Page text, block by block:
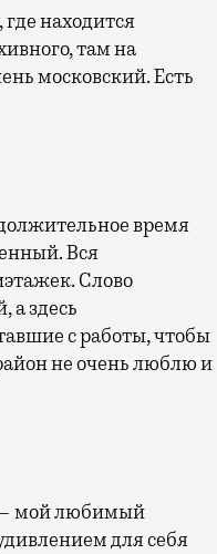
находится
там на
московский. Есть
время
Вся
Слово
а здесь
с работы, чтобы
не очень люблю и
— мой любимый
для себя